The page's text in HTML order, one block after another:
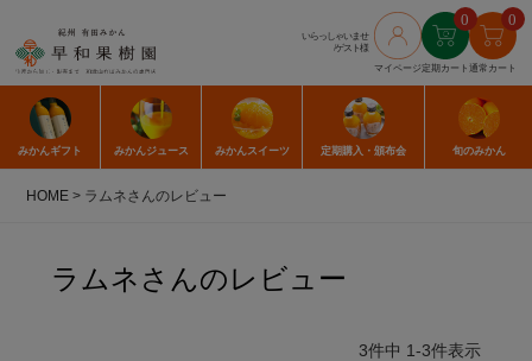
いらっしゃいませ
/ゲスト様
マイページ
0
定期カート
0
通常カート
みかんギフト みかんジュース みかんスイーツ 定期購入 ・頒布会 旬のみかん
HOME ラムネさんのレビュー
ラムネさんのレビュー
3件中 1-3件表示